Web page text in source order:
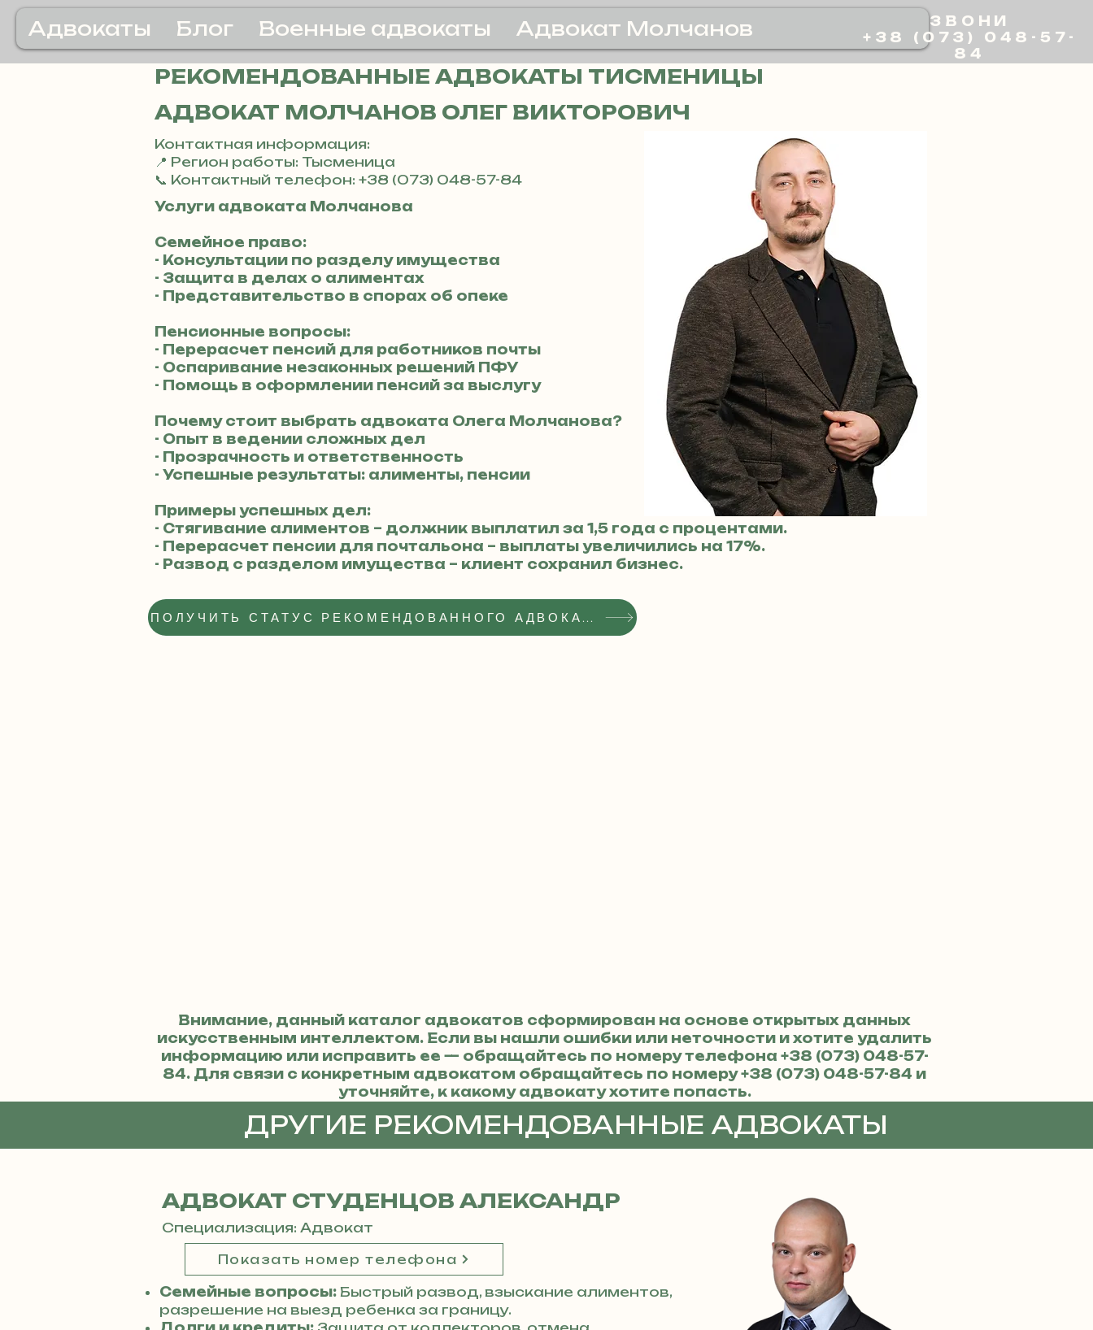
Адвокаты Блог Военные адвокаты Адвокат Молчанов
ЗВОНИ
+38 (073) 048-57-
84
РЕКОМЕНДОВАННЫЕ АДВОКАТЫ ТИСМЕНИЦЫ
АДВОКАТ МОЛЧАНОВ ОЛЕГ ВИКТОРОВИЧ
Контактная информация:
📍 Регион работы: Тысменица
📞 Контактный телефон: +38 (073) 048-57-84
Услуги адвоката Молчанова
Семейное право:
- Консультации по разделу имущества
- Защита в делах о алиментах
- Представительство в спорах об опеке
Пенсионные вопросы:
- Перерасчет пенсий для работников почты
- Оспаривание незаконных решений ПФУ
- Помощь в оформлении пенсий за выслугу
Почему стоит выбрать адвоката Олега Молчанова?
- Опыт в ведении сложных дел
- Прозрачность и ответственность
- Успешные результаты: алименты, пенсии
Примеры успешных дел:
- Стягивание алиментов – должник выплатил за 1,5 года с процентами.
- Перерасчет пенсии для почтальона – выплаты увеличились на 17%.
- Развод с разделом имущества – клиент сохранил бизнес.
ПОЛУЧИТЬ СТАТУС РЕКОМЕНДОВАННОГО АДВОКАТА
Внимание, данный каталог адвокатов сформирован на основе открытых данных
искусственным интеллектом. Если вы нашли ошибки или неточности и хотите удалить
информацию или исправить ее — обращайтесь по номеру телефона +38 (073) 048-57-
84. Для связи с конкретным адвокатом обращайтесь по номеру+38 (073) 048-57-84 и
уточняйте, к какому адвокату хотите попасть.
ДРУГИЕ РЕКОМЕНДОВАННЫЕ АДВОКАТЫ
АДВОКАТ СТУДЕНЦОВ АЛЕКСАНДР
Специализация: Адвокат
Показать номер телефона
Семейные вопросы: Быстрый развод, взыскание алиментов,
разрешение на выезд ребенка за границу.